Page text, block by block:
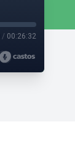
/ 00:26:32